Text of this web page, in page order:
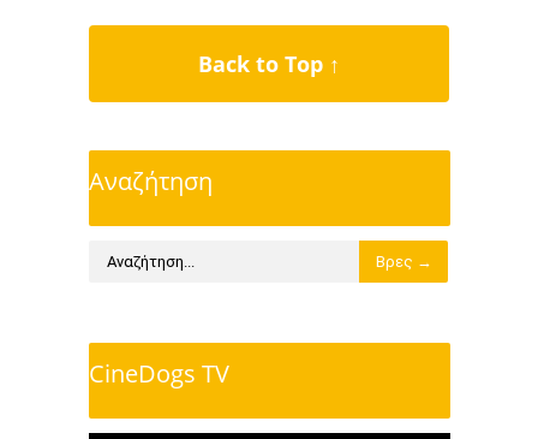
Back to Top ↑
Αναζήτηση
CineDogs TV